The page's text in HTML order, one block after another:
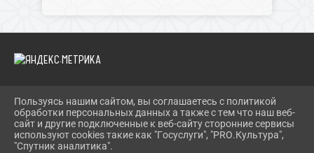
2026 Г. ДКМЕЛИОРАТОР.РФ
ВХОД
КАРТА САЙТА
ПОЛИТИКА ОБРАБОТКИ ПЕРСОНАЛЬНЫХ ДАННЫХ
Пользуясь нашим сайтом, вы соглашаетесь с политикой
обработки персональных данных а также с тем что наш веб-
сайт и другие подключенные к веб-сайту сторонние сервисы
используют cookies такие как "Госуслуги", "PRO.Культура",
"Спутник аналитика".